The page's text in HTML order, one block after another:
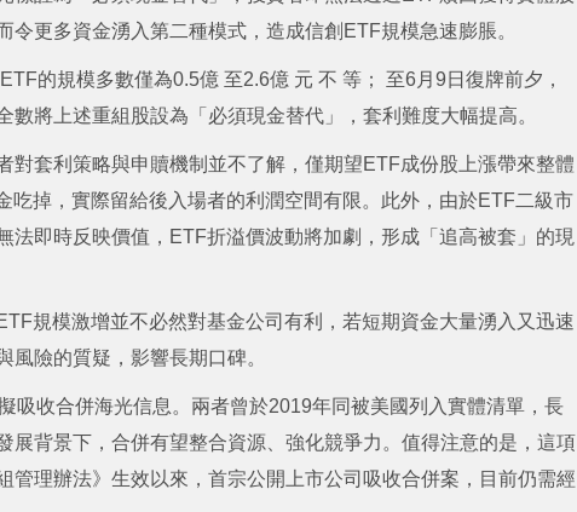
更多資金湧入第二種模式，造成信創ETF規模急速膨脹。
的規模多數僅為0.5億 至2.6億 元 不 等； 至6月9日復牌前夕，
將上述重組股設為「必須現金替代」，套利難度大幅提高。
對套利策略與申贖機制並不了解，僅期望ETF成份股上漲帶來整體
吃掉，實際留給後入場者的利潤空間有限。此外，由於ETF二級市
法即時反映價值，ETF折溢價波動將加劇，形成「追高被套」的現
規模激增並不必然對基金公司有利，若短期資金大量湧入又迅速
險的質疑，影響長期口碑。
吸收合併海光信息。兩者曾於2019年同被美國列入實體清單，長
展背景下，合併有望整合資源、強化競爭力。值得注意的是，這項
管理辦法》生效以來，首宗公開上市公司吸收合併案，目前仍需經